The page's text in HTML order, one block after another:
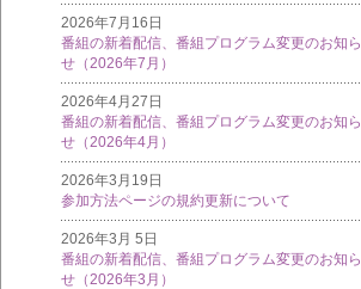
2026年7月16日
番組の新着配信、番組プログラム変更のお知ら
せ（2026年7月）
2026年4月27日
番組の新着配信、番組プログラム変更のお知ら
せ（2026年4月）
2026年3月19日
参加方法ページの規約更新について
2026年3月 5日
番組の新着配信、番組プログラム変更のお知ら
せ（2026年3月）